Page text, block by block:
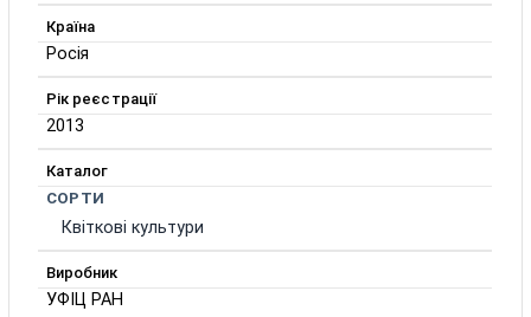
Країна
Росія
Рік реєстрації
2013
Каталог
СОРТИ
Квіткові культури
Виробник
УФІЦ РАН